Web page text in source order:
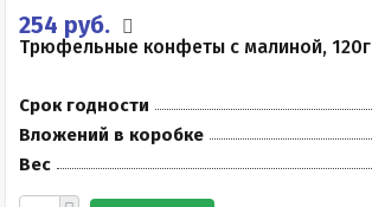
254 руб.
Трюфельные конфеты с малиной, 120г
Срок годности
Вложений в коробке
Вес